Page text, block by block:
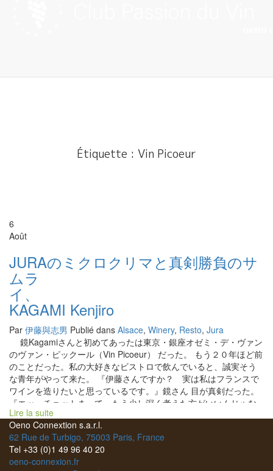
Skip
Étiquette : Vin Picoeur
6
Août
JURAのミクロクリマと真剣勝負のサ
ムラ
イ
KAGAMI Kenjiro
Par 伊藤與志男 Publié dans Alsace, Winery, Resto, Jura
鏡Kagamiさんと初めてあったは東京・銀座オゼミ・デ・ヴァン
のヴァン・ピックール（Vin Picoeur） だった。 もう２０年ほど前
のことだった。私の大好きなビストロで飲んでいると、誠実そう
な青年がやって来た。 『伊藤さんですか？ 実は私はフランスで
ワインを造りたいと思っているです。』鏡さん 目が真剣だった。
『エッ、チョットまって、もう少し深く考えた方がいいんじゃな
い。』私 『はい、考えて、もう会社を辞めてしまいました。』鏡
さん あまりにも真剣さに驚いた私。 それから、しばらくしてフラ
ンスにやって来た。 アルザスのBruno Shchuellerシュレールのと
ころで１０年修業。 シュレール醸造の栽培をお父さんのGerardジ
ェラールと一緒にシュレールの畑を磨きあげてきた。 畑仕事の最
Lire la suite
Oeno Connextion s.a.r.l.
62 Rue de Turbigo, 75003 Paris, France
Tel +33 (0)1 49 96 40 20
oeno-connexion.fr